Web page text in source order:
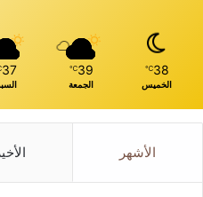
38
℃
الخميس
39
℃
الجمعة
37
الأشهر